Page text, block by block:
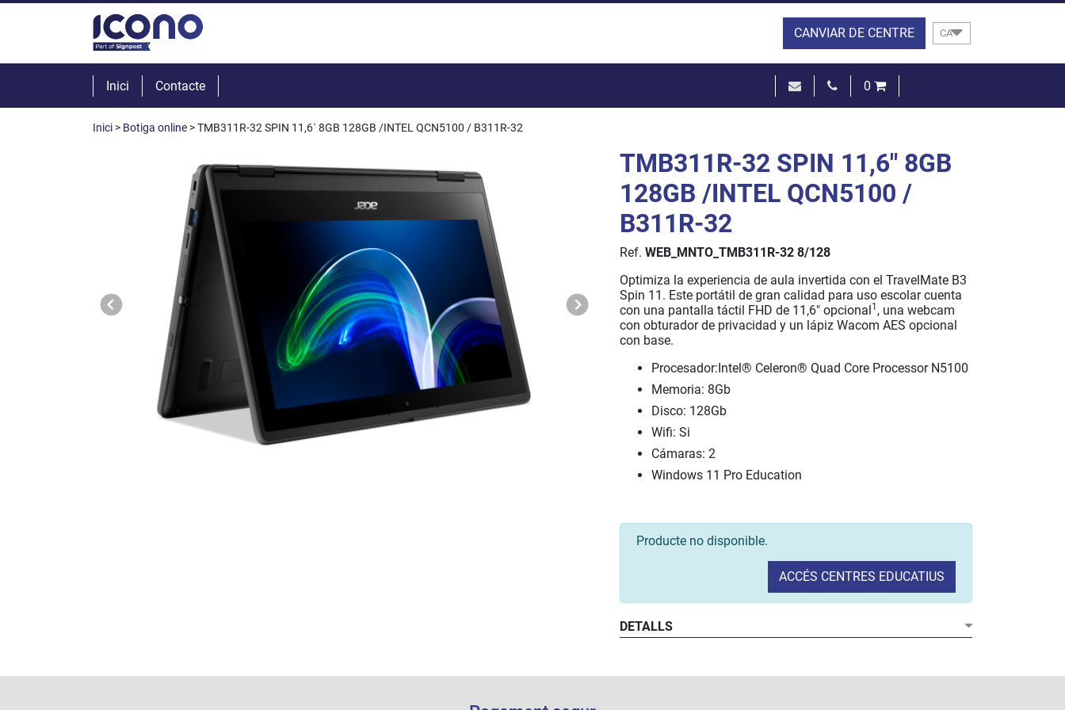
CANVIAR DE CENTRE CA
Inici Contacte
0
Inici > Botiga online > TMB311R-32 SPIN 11,6` 8GB 128GB /INTEL QCN5100 / B311R-32
TMB311R-32 SPIN 11,6" 8GB
128GB /INTEL QCN5100 /
B311R-32
Ref. WEB_MNTO_TMB311R-32 8/128
Optimiza la experiencia de aula invertida con el TravelMate B3
Spin 11. Este portátil de gran calidad para uso escolar cuenta
con una pantalla táctil FHD de 11,6" opcional1 , una webcam
con obturador de privacidad y un lápiz Wacom AES opcional
con base.
Procesador:Intel® Celeron® Quad Core Processor N5100
Memoria: 8Gb
Disco: 128Gb
Wifi: Si
Cámaras: 2
Windows 11 Pro Education
Producte no disponible.
ACCÉS CENTRES EDUCATIUS
DETALLS